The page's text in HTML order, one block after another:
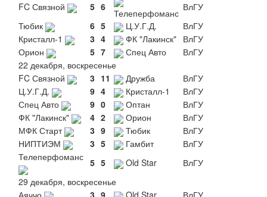
FC Связной
5 6
Телеперфоманс
ВлГУ
Тюбик
6 5 Ц.У.Г.Д.
ВлГУ
Кристалл-1
3 4 ФК "Лакинск" ВлГУ
Орион
5 7 Спец Авто
ВлГУ
22 декабря, воскресенье
FC Связной
3 11 Дружба
ВлГУ
Ц.У.Г.Д.
9 4 Кристалл-1
ВлГУ
Спец Авто
9 0 Оптан
ВлГУ
ФК "Лакинск"
4 2 Орион
ВлГУ
МФК Старт
3 9 Тюбик
ВлГУ
НИПТИЭМ
3 5 Гамбит
ВлГУ
Телеперфоманс 5 5 Old Star
ВлГУ
29 декабря, воскресенье